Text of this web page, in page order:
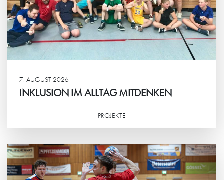
7. AUGUST 2026
INKLUSION IM ALLTAG MITDENKEN
PROJEKTE